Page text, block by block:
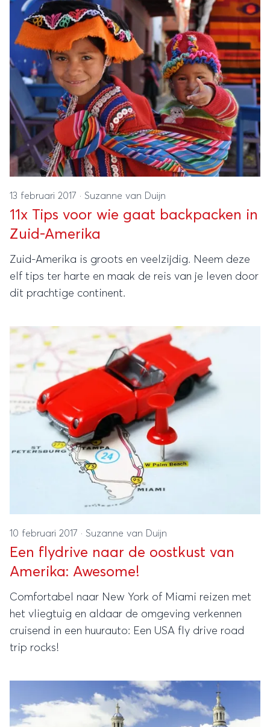
13 februari 2017 · Suzanne van Duijn
11x Tips voor wie gaat backpacken in
Zuid-Amerika
Zuid-Amerika is groots en veelzijdig. Neem deze
elf tips ter harte en maak de reis van je leven door
dit prachtige continent.
10 februari 2017 · Suzanne van Duijn
Een flydrive naar de oostkust van
Amerika: Awesome!
Comfortabel naar New York of Miami reizen met
het vliegtuig en aldaar de omgeving verkennen
cruisend in een huurauto: Een USA fly drive road
trip rocks!